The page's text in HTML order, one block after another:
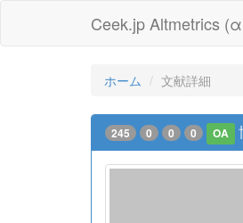
Ceek.jp Altmetrics
ホーム 文献詳細
245 0 0 0 OA